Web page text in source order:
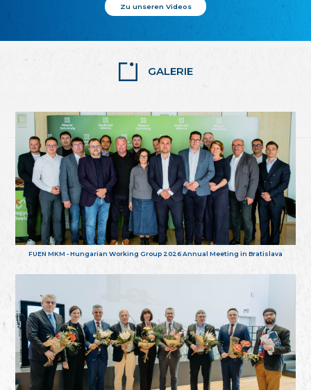
Zu unseren Videos
GALERIE
FUEN MKM - Hungarian Working Group 2026 Annual Meeting in Bratislava